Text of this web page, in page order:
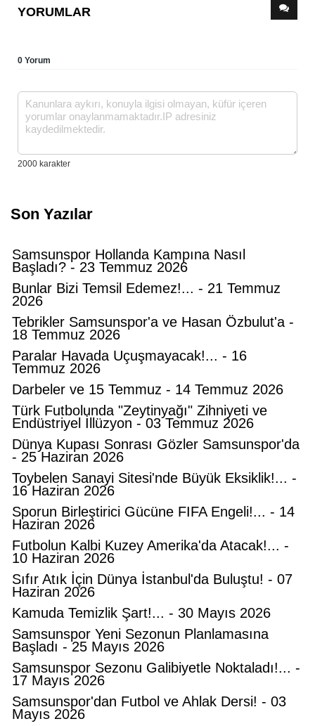
YORUMLAR
0 Yorum
Son Yazılar
Samsunspor Hollanda Kampına Nasıl
Başladı? - 23 Temmuz 2026
Bunlar Bizi Temsil Edemez!... - 21 Temmuz
2026
Tebrikler Samsunspor'a ve Hasan Özbulut'a -
18 Temmuz 2026
Paralar Havada Uçuşmayacak!... - 16
Temmuz 2026
Darbeler ve 15 Temmuz - 14 Temmuz 2026
Türk Futbolunda "Zeytinyağı" Zihniyeti ve
Endüstriyel İllüzyon - 03 Temmuz 2026
Dünya Kupası Sonrası Gözler Samsunspor'da
- 25 Haziran 2026
Toybelen Sanayi Sitesi'nde Büyük Eksiklik!... -
16 Haziran 2026
Sporun Birleştirici Gücüne FIFA Engeli!... - 14
Haziran 2026
Futbolun Kalbi Kuzey Amerika'da Atacak!... -
10 Haziran 2026
Sıfır Atık İçin Dünya İstanbul'da Buluştu! - 07
Haziran 2026
Kamuda Temizlik Şart!... - 30 Mayıs 2026
Samsunspor Yeni Sezonun Planlamasına
Başladı - 25 Mayıs 2026
Samsunspor Sezonu Galibiyetle Noktaladı!... -
17 Mayıs 2026
Samsunspor'dan Futbol ve Ahlak Dersi! - 03
Mayıs 2026